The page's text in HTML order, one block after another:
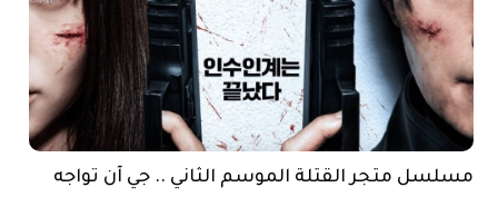
مسلسل متجر القتلة الموسم الثاني .. جي آن تواجه